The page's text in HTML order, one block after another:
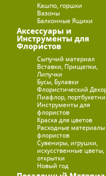
Кашпо, горшки
Вазоны
Балконные Ящики
Аксессуары и
Инструменты для
Флористов
Сыпучий материал
Вставки, Прищепки,
Липучки
Бусы, Булавки
Флористический
Пиафлор,
Инструменты для
флористов
Краска для цветов
Расходные
флористов
Сувениры, игрушки,
искусственные цветы,
открытки
Новый год